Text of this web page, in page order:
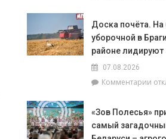
во
Доска почёта. На
уборочной в
районе лидируют
07.08.2026
Комментариик
На
«Зов Полесья»
самый